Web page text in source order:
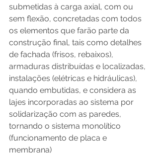
submetidas à carga axial, com ou
sem flexão, concretadas com todos
os elementos que farão parte da
construção final, tais como detalhes
de fachada (frisos, rebaixos),
armaduras distribuídas e localizadas,
instalações (elétricas e hidráulicas),
quando embutidas, e considera as
lajes incorporadas ao sistema por
solidarização com as paredes,
tornando o sistema monolítico
(funcionamento de placa e
membrana)